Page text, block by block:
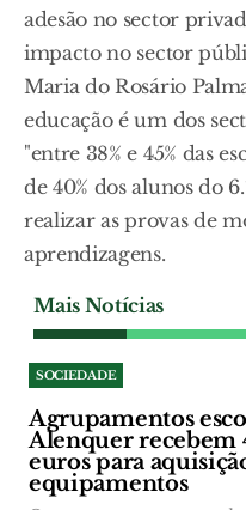
adesão no sector
impacto no sector
Maria do Rosário
educação é um dos
"entre 38% e 45% das
de 40% dos alunos do
realizar as provas de
aprendizagens.
Mais Notícias
SOCIEDADE
Agrupamentos
Alenquer recebem
euros para
equipamentos